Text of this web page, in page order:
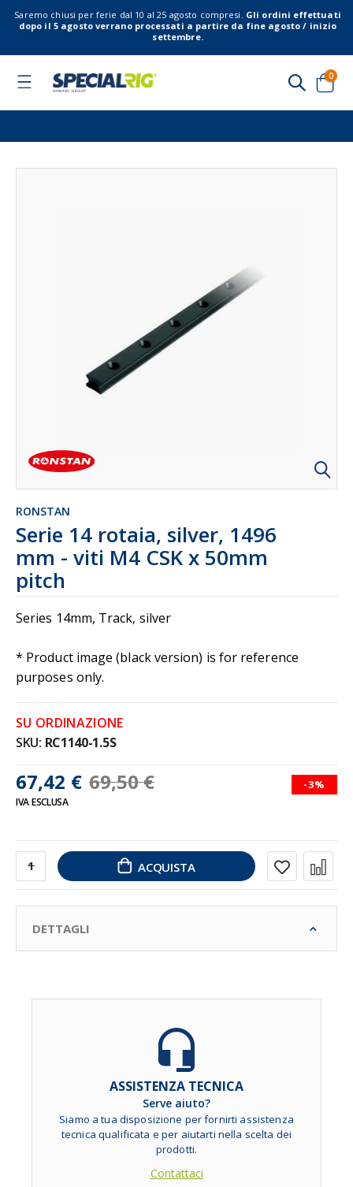
Saremo chiusi per ferie dal 10 al 25 agosto compresi. Gli ordini effettuati
dopo il 5 agosto verrano processati a partire da fine agosto / inizio
settembre.
Toggle
Cart
0
RONSTAN
Serie 14 rotaia, silver, 1496
mm - viti M4 CSK x 50mm
pitch
Series 14mm, Track, silver
* Product image (black version) is for reference
purposes only.
67,42 € 69,50 € -3%
IVA ESCLUSA
SU ORDINAZIONE
SKU RC1140-1.5S
ACQUISTA
DETTAGLI
ASSISTENZA TECNICA
Serve aiuto?
Siamo a tua disposizione per fornirti assistenza
tecnica qualificata e per aiutarti nella scelta dei
prodotti.
Contattaci